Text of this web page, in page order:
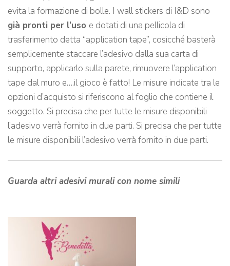
evita la formazione di bolle. I wall stickers di I&D sono
già pronti per l’uso e dotati di una pellicola di
trasferimento detta “application tape”, cosicché basterà
semplicemente staccare l’adesivo dalla sua carta di
supporto, applicarlo sulla parete, rimuovere l’application
tape dal muro e….il gioco è fatto! Le misure indicate tra le
opzioni d’acquisto si riferiscono al foglio che contiene il
soggetto. Si precisa che per tutte le misure disponibili
l’adesivo verrà fornito in due parti. Si precisa che per tutte
le misure disponibili l’adesivo verrà fornito in due parti.
Guarda altri adesivi murali con nome simili